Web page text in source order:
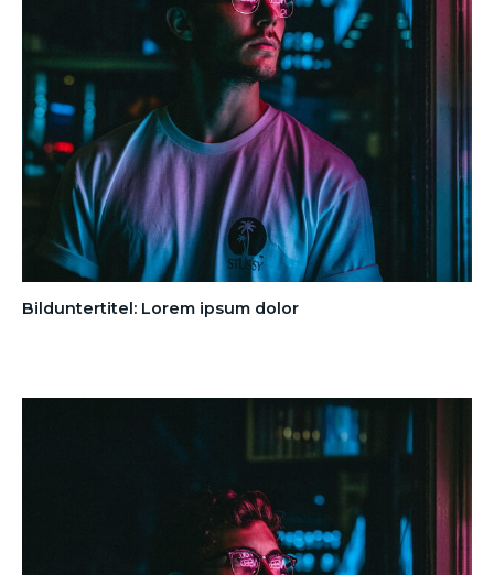
Bilduntertitel: Lorem ipsum dolor